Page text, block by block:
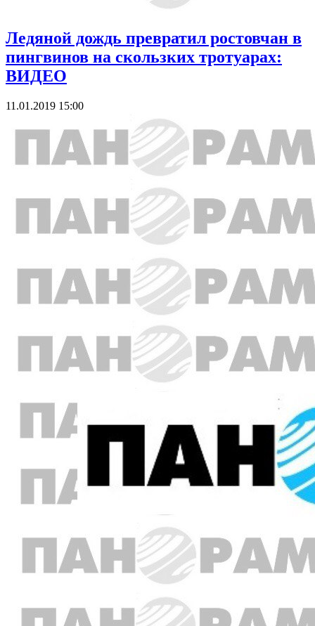
Ледяной дождь превратил ростовчан в
пингвинов на скользких тротуарах:
ВИДЕО
11.01.2019 15:00